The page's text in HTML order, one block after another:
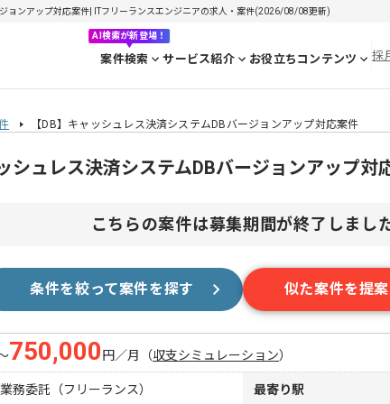
ョンアップ対応案件| ITフリーランスエンジニアの求人・案件(2026/08/08更新)
AI検索が新登場！
案件検索 サービス紹介 お役立ちコンテンツ 採
【DB】キャッシュレス決済システムDBバージョンアップ対応案件
シュレス決済システムDBバージョンアップ
こちらの案件は募集期間が終了しまし
条件を絞って案件を探す 似た案件を提
750,000 円／月 （収支シミュレーション）
業務委託（フリーランス） 最寄り駅